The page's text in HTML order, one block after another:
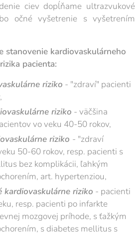
ciev dopĺňame ultrazvukové
očné vyšetrenie s vyšetrením
stanovenie kardiovaskulárneho
rizika pacienta:
riziko - "zdraví" pacienti
riziko - väčšina
vo veku 40-50 rokov,
riziko - "zdraví
50-60 rokov, resp. pacienti s
bez komplikácii, ľahkým
art. hypertenziou,
kardiovaskulárne riziko - pacienti
resp. pacienti po infarkte
mozgovej príhode, s ťažkým
s diabetes mellitus s